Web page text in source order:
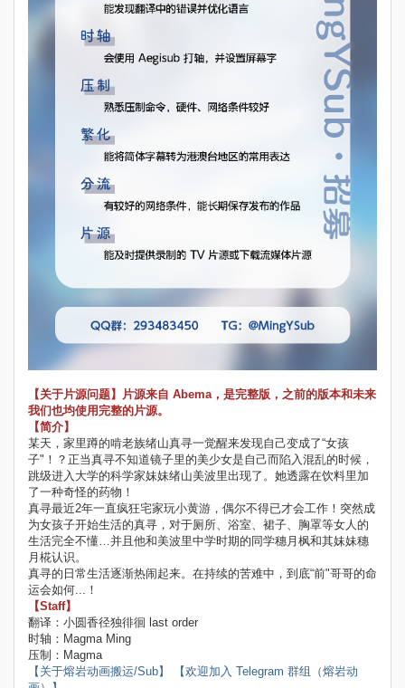
【关于片源问题】片源来自 Abema ，是完整版，之前的版本和未来
我们也均使用完整的片源。
【简介】
某天，家里蹲的啃老族绪山真寻一觉醒来发现自己变成了“女孩
子"！？正当真寻不知道镜子里的美少女是自己而陷入混乱的时候，
跳级进入大学的科学家妹妹绪山美波里出现了。她透露在饮料里加
了一种奇怪的药物！
真寻最近2年一直疯狂宅家玩小黄游，偶尔不得已才会工作！突然成
为女孩子开始生活的真寻，对于厕所、浴室、裙子、胸罩等女人的
生活完全不懂…并且他和美波里中学时期的同学穗月枫和其妹妹穗
月椛认识。
真寻的日常生活逐渐热闹起来。在持续的苦难中，到底“前"哥哥的命
运会如何...！
【Staff】
翻译：小圆香径独徘徊 last order
时轴：Magma Ming
压制：Magma
【关于熔岩动画搬运/Sub】
【欢迎加入 Telegram 群组（熔岩动